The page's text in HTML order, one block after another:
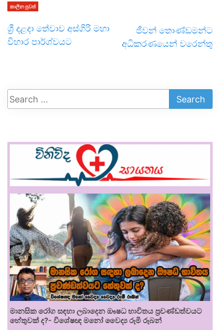
කාලීන පුවත්
ශ්‍රී දළදා තේවාව අස්ගිරි මහා
විහාර පාර්ශ්වයට
ජීවන් තොණ්ඩමන්ට
අධිකරණයෙන් වරෙන්තු
මානසික රෝග සඳහා ලබාදෙන ඖෂධ භාවිතය ප්‍රචණ්ඩත්වයට
හේතුවක් ද?- විශේෂඥ මනෝ වෛද්‍ය රූමි රූබන්